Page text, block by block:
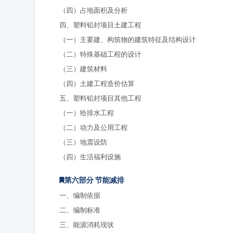
（四）占地面积及分析
四、塑料铅封项目土建工程
（一）主要建、构筑物的建筑特征及结构设计
（二）特殊基础工程的设计
（三）建筑材料
（四）土建工程造价估算
五、塑料铅封项目其他工程
（一）给排水工程
（二）动力及公用工程
（三）地震设防
（四）生活福利设施
第六部分 节能减排
一、编制依据
二、编制标准
三、能源消耗现状